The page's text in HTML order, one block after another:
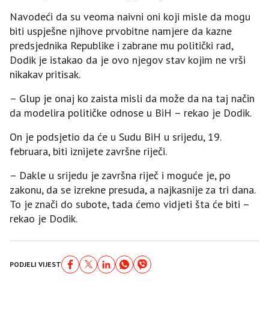
Navodeći da su veoma naivni oni koji misle da mogu
biti uspješne njihove prvobitne namjere da kazne
predsjednika Republike i zabrane mu politički rad,
Dodik je istakao da je ovo njegov stav kojim ne vrši
nikakav pritisak.
– Glup je onaj ko zaista misli da može da na taj način
da modelira političke odnose u BiH – rekao je Dodik.
On je podsjetio da će u Sudu BiH u srijedu, 19.
februara, biti iznijete završne riječi.
– Dakle u srijedu je završna riječ i moguće je, po
zakonu, da se izrekne presuda, a najkasnije za tri dana.
To je znači do subote, tada ćemo vidjeti šta će biti –
rekao je Dodik.
PODJELI VIJEST